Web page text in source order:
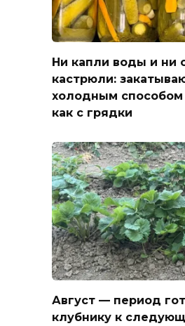
Ни капли воды и ни
кастрюли:
холодным способом
как с грядки
Август — период
клубнику к